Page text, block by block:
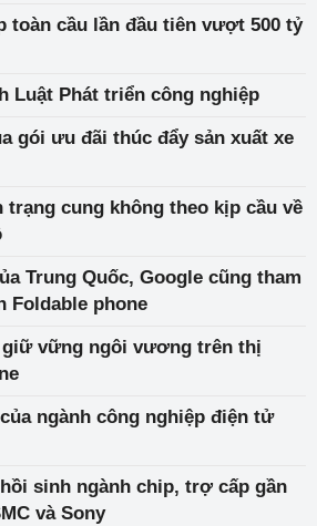
toàn cầu lần đầu tiên vượt 500 tỷ
Luật Phát triển công nghiệp
gói ưu đãi thúc đẩy sản xuất xe
trạng cung không theo kịp cầu về
Trung Quốc, Google cũng tham
Foldable phone
giữ vững ngôi vương trên thị
ngành công nghiệp điện tử
sinh ngành chip, trợ cấp gần
và Sony